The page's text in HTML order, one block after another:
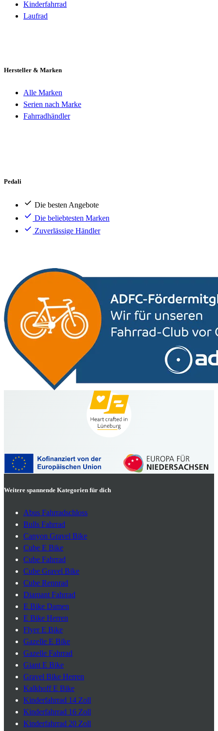
Kinderfahrrad
Laufrad
Hersteller & Marken
Alle Marken
Serien nach Marke
Fahrradhändler
Pedali
Die besten Angebote
Die beliebtesten Marken
Zuverlässige Händler
Weitere spannende Kategorien für dich
Abus Fahrradschloss
Bulls Fahrrad
Canyon Gravel Bike
Cube E Bike
Cube Fahrrad
Cube Gravel Bike
Cube Rennrad
Diamant Fahrrad
E Bike Damen
E Bike Herren
Flyer E Bike
Gazelle E Bike
Gazelle Fahrrad
Giant E Bike
Gravel Bike Herren
Kalkhoff E Bike
Kinderfahrrad 14 Zoll
Kinderfahrrad 16 Zoll
Kinderfahrrad 20 Zoll